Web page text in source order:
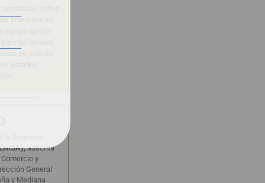
financiera es
las ayudas
estados
adscrita
y
General
y Mediana